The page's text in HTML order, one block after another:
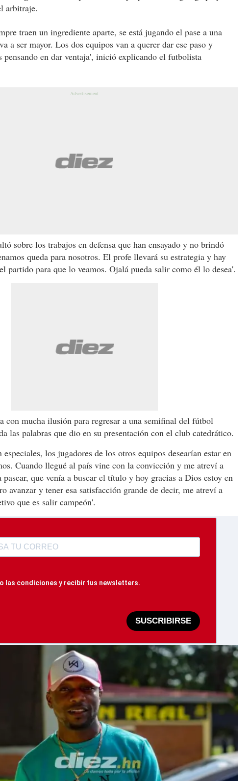
arbitraje.
traen un ingrediente aparte, se está jugando el pase a una
a ser mayor. Los dos equipos van a querer dar ese paso y
pensando en dar ventaja', inició explicando el futbolista
sobre los trabajos en defensa que han ensayado y no brindó
queda para nosotros. El profe llevará su estrategia y hay
partido para que lo veamos. Ojalá pueda salir como él lo desea'.
con mucha ilusión para regresar a una semifinal del fútbol
las palabras que dio en su presentación con el club catedrático.
especiales, los jugadores de los otros equipos desearían estar en
Cuando llegué al país vine con la convicción y me atreví a
que venía a buscar el título y hoy gracias a Dios estoy en
avanzar y tener esa satisfacción grande de decir, me atreví a
que es salir campeón'.
las condiciones y recibir tus newsletters.
SUSCRIBIRSE